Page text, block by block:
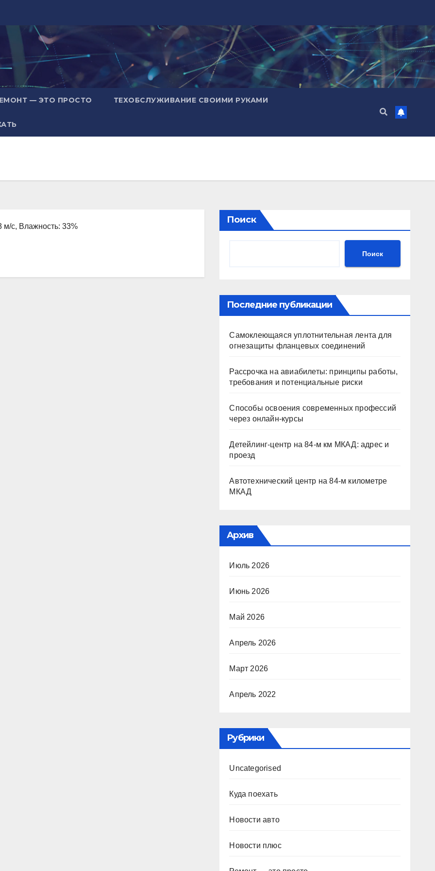
— ЭТО ПРОСТО ТЕХОБСЛУЖИВАНИЕ СВОИМИ РУКАМИ
м/с, Влажность: 33%
Поиск
Поиск
Последние публикации
Самоклеющаяся уплотнительная лента для
огнезащиты фланцевых соединений
Рассрочка на авиабилеты: принципы работы,
требования и потенциальные риски
Способы освоения современных профессий
через онлайн-курсы
Детейлинг-центр на 84-м км МКАД: адрес и
проезд
Автотехнический центр на 84-м километре
МКАД
Архив
Июль 2026
Июнь 2026
Май 2026
Апрель 2026
Март 2026
Апрель 2022
Рубрики
Uncategorised
Куда поехать
Новости авто
Новости плюс